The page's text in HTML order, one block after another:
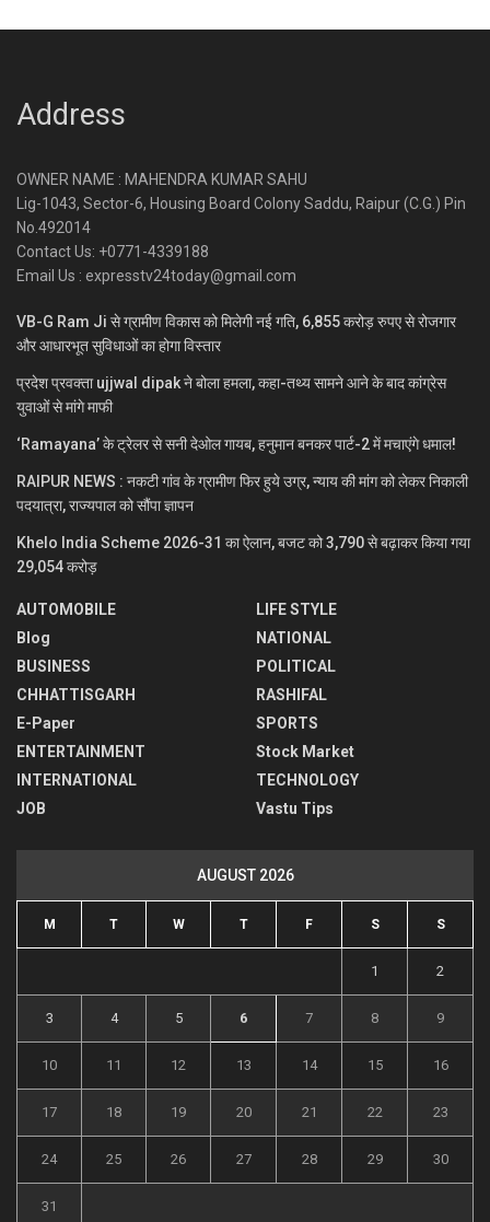
Address
OWNER NAME : MAHENDRA KUMAR SAHU
Lig-1043, Sector-6, Housing Board Colony Saddu, Raipur (C.G.) Pin
No.492014
Contact Us: +0771-4339188
Email Us : expresstv24today@gmail.com
VB-G Ram Ji से ग्रामीण विकास को मिलेगी नई गति, 6,855 करोड़ रुपए से रोजगार
और आधारभूत सुविधाओं का होगा विस्तार
प्रदेश प्रवक्ता ujjwal dipak ने बोला हमला, कहा-तथ्य सामने आने के बाद कांग्रेस
युवाओं से मांगे माफी
‘Ramayana’ के ट्रेलर से सनी देओल गायब, हनुमान बनकर पार्ट-2 में मचाएंगे धमाल!
RAIPUR NEWS : नकटी गांव के ग्रामीण फिर हुये उग्र, न्याय की मांग को लेकर निकाली
पदयात्रा, राज्यपाल को सौंपा ज्ञापन
Khelo India Scheme 2026-31 का ऐलान, बजट को 3,790 से बढ़ाकर किया गया
29,054 करोड़
AUTOMOBILE
Blog
BUSINESS
CHHATTISGARH
E-Paper
ENTERTAINMENT
INTERNATIONAL
JOB
LIFE STYLE
NATIONAL
POLITICAL
RASHIFAL
SPORTS
Stock Market
TECHNOLOGY
Vastu Tips
AUGUST 2026
M T W T F S S
1 2
3 4 5 6 7 8 9
10 11 12 13 14 15 16
17 18 19 20 21 22 23
24 25 26 27 28 29 30
31